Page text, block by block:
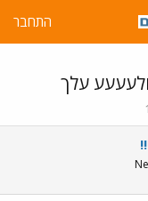
התחבר
עלך